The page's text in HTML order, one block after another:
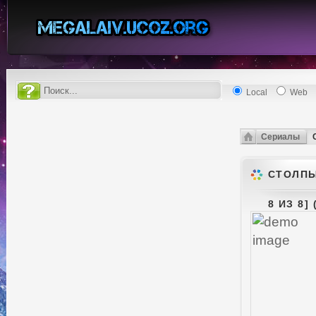
Local Web
Сериалы
СТОЛПЫ
8 ИЗ 8]